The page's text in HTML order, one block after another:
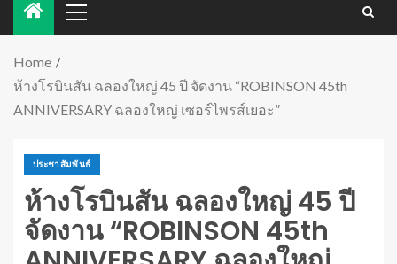
Home
ห้างโรบินสัน ฉลองใหญ่ 45 ปี จัดงาน “ROBINSON 45th
ANNIVERSARY ฉลองใหญ่ เซอร์ไพรส์เยอะ”
ประชาสัมพันธ์
ห้างโรบินสัน ฉลองใหญ่ 45 ปี
จัดงาน “ROBINSON 45th